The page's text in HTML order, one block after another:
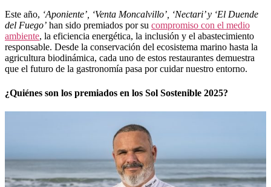
Este año, ‘Aponiente’, ‘Venta Moncalvillo’, ‘Nectari’ y ‘El Duende
del Fuego’ han sido premiados por su compromiso con el medio
ambiente, la eficiencia energética, la inclusión y el abastecimiento
responsable. Desde la conservación del ecosistema marino hasta la
agricultura biodinámica, cada uno de estos restaurantes demuestra
que el futuro de la gastronomía pasa por cuidar nuestro entorno.
¿Quiénes son los premiados en los Sol Sostenible 2025?